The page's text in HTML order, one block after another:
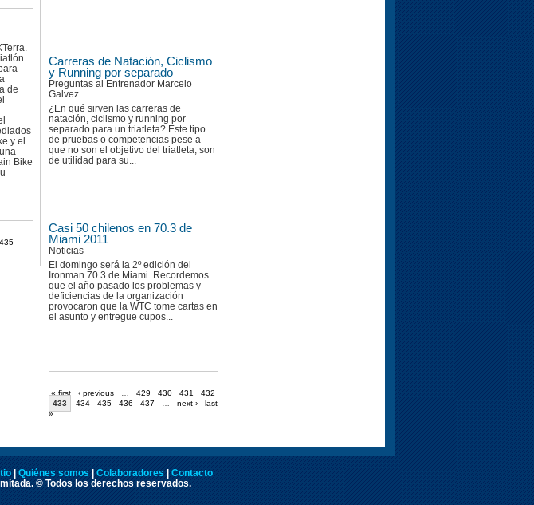
Carreras de Natación, Ciclismo
y Running por separado
Preguntas al Entrenador Marcelo
Galvez
¿En qué sirven las carreras de
natación, ciclismo y running por
separado para un triatleta? Este tipo
de pruebas o competencias pese a
que no son el objetivo del triatleta, son
de utilidad para su...
Casi 50 chilenos en 70.3 de
Miami 2011
Noticias
El domingo será la 2º edición del
Ironman 70.3 de Miami. Recordemos
que el año pasado los problemas y
deficiencias de la organización
provocaron que la WTC tome cartas en
el asunto y entregue cupos...
« first ‹ previous 429 430 431
432
433
434 435 436 437 next ›
last
»
de
y el
Bike
435
Quiénes somos Colaboradores
Contacto
© Todos los derechos reservados.